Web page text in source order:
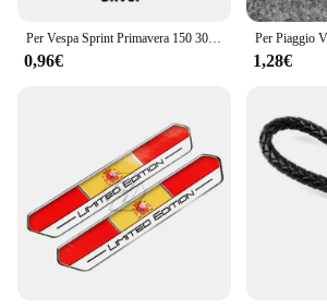
Per Vespa Sprint Primavera 150 300 GTS GTV LX PX Super Sport Moto Blocco di Accensione Della Copertura CNC Interruttore A Chiave Decorazione Anello di Copertura
0,96€ 1,28€